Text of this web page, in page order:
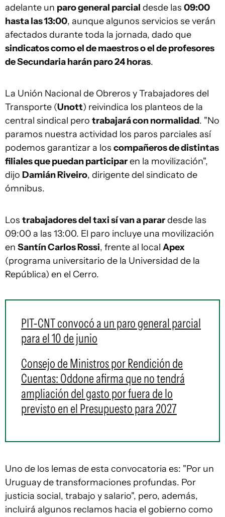
adelante un paro general parcial desde las 09:00
hasta las 13:00, aunque algunos servicios se verán
afectados durante toda la jornada, dado que
sindicatos como el de maestros o el de profesores
de Secundaria harán paro 24 horas.
La Unión Nacional de Obreros y Trabajadores del
Transporte (Unott) reivindica los planteos de la
central sindical pero trabajará con normalidad. "No
paramos nuestra actividad los paros parciales así
podemos garantizar a los compañeros de distintas
filiales que puedan participaren la movilización",
dijo Damián Riveiro, dirigente del sindicato de
ómnibus.
Los trabajadores del taxi sí van a parardesde las
09:00 a las 13:00. El paro incluye una movilización
en Santín Carlos Rossi, frente al local Apex
(programa universitario de la Universidad de la
República) en el Cerro.
PIT-CNT convocó a un paro general parcial
para el 10 de junio
Consejo de Ministros por Rendición de
Cuentas: Oddone afirma que no tendrá
ampliación del gasto por fuera de lo
previsto en el Presupuesto para 2027
Uno de los lemas de esta convocatoria es: "Por un
Uruguay de transformaciones profundas. Por
justicia social, trabajo y salario", pero, además,
incluirá algunos reclamos hacia el gobierno como